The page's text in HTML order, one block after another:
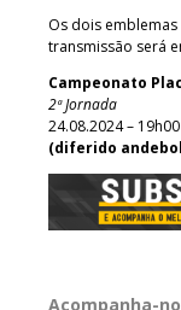
Os dois
transmissão será
Campeonato
2ª Jornada
24.08.2024 –
(diferido
Acompanha-